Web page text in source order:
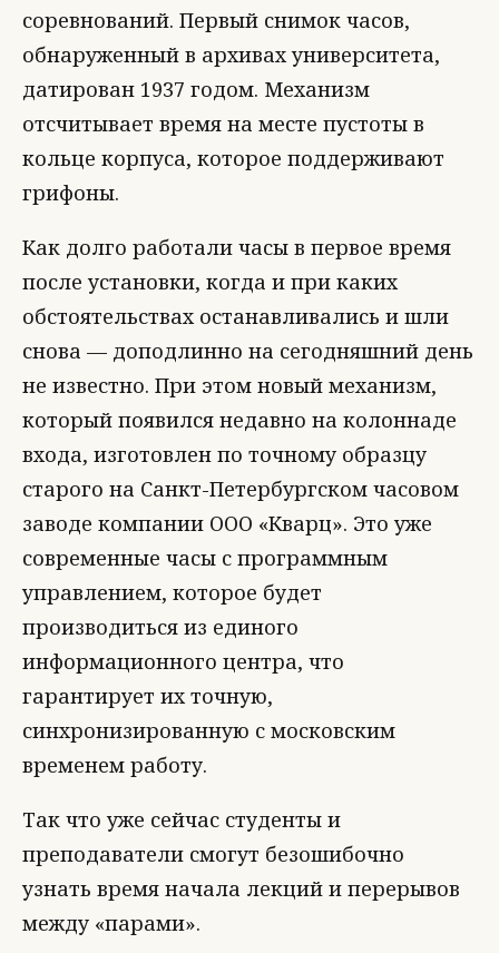
соревнований. Первый снимок часов,
обнаруженный в архивах университета,
датирован 1937 годом. Механизм
отсчитывает время на месте пустоты в
кольце корпуса, которое поддерживают
грифоны.
Как долго работали часы в первое время
после установки, когда и при каких
обстоятельствах останавливались и шли
снова — доподлинно на сегодняшний день
не известно. При этом новый механизм,
который появился недавно на колоннаде
входа, изготовлен по точному образцу
старого на Санкт-Петербургском часовом
заводе компании ООО «Кварц». Это уже
современные часы с программным
управлением, которое будет
производиться из единого
информационного центра, что
гарантирует их точную,
синхронизированную с московским
временем работу.
Так что уже сейчас студенты и
преподаватели смогут безошибочно
узнать время начала лекций и перерывов
между «парами».